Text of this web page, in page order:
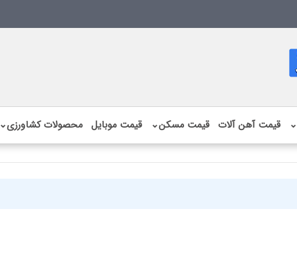
⌄ قیمت آهن آلات قیمت مسکن⌄ قیمت موبایل محصولات کشاورزی⌄